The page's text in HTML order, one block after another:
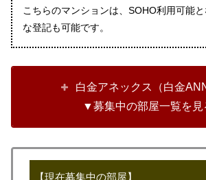
こちらのマンションは、SOHO利用可能
な登記も可能です。
白金アネックス（白金
▼募集中の部屋一覧を
【現在募集中の部屋】